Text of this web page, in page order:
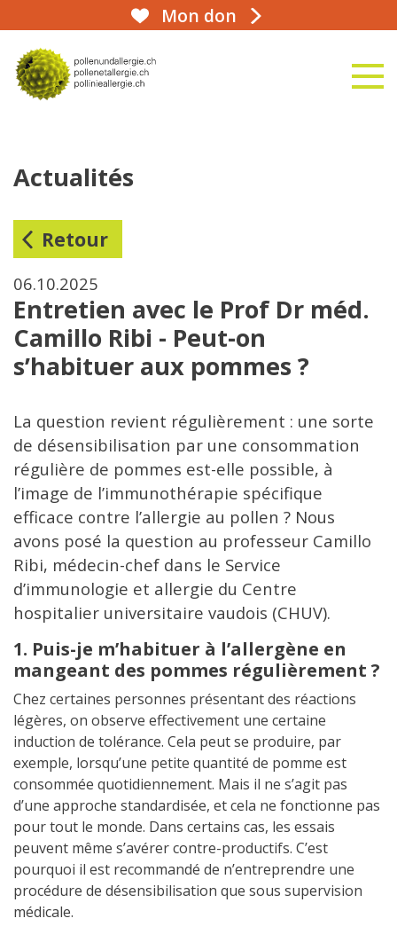
Mon don
aha!infoline 031 359 90 50
Actualités
Retour
06.10.2025
Entretien avec le Prof Dr méd.
Camillo Ribi - Peut-on
s’habituer aux pommes ?
La question revient régulièrement : une sorte
de désensibilisation par une consommation
régulière de pommes est-elle possible, à
l’image de l’immunothérapie spécifique
efficace contre l’allergie au pollen ? Nous
avons posé la question au professeur Camillo
Ribi, médecin-chef dans le Service
d’immunologie et allergie du Centre
hospitalier universitaire vaudois (CHUV).
1. Puis-je m’habituer à l’allergène en
mangeant des pommes régulièrement ?
Chez certaines personnes présentant des réactions
légères, on observe effectivement une certaine
induction de tolérance. Cela peut se produire, par
exemple, lorsqu’une petite quantité de pomme est
consommée quotidiennement. Mais il ne s’agit pas
d’une approche standardisée, et cela ne fonctionne pas
pour tout le monde. Dans certains cas, les essais
peuvent même s’avérer contre-productifs. C’est
pourquoi il est recommandé de n’entreprendre une
procédure de désensibilisation que sous supervision
médicale.